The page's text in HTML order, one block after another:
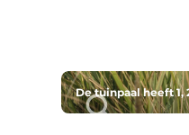
Nieuwsbrief
Podcasts
De Pen
Architect Aan het
De tuinpaal heeft 1,